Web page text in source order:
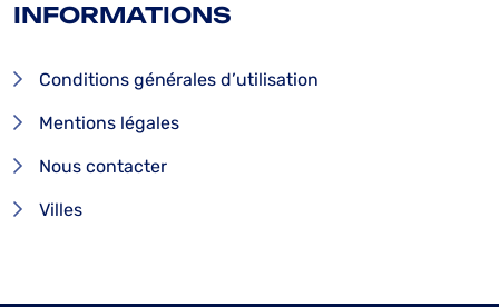
INFORMATIONS
Conditions générales d’utilisation
Mentions légales
Nous contacter
Villes